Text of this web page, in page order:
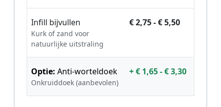
Infill bijvullen
Kurk of zand voor
natuurlijke uitstraling
€ 2,75 - € 5,50
Optie: Anti-worteldoek
Onkruiddoek (aanbevolen)
+ € 1,65 - € 3,30